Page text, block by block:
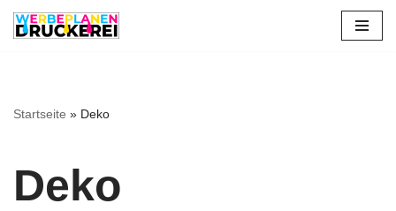
Startseite » Deko
Deko